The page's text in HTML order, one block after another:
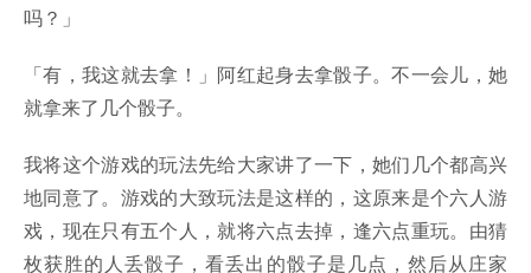
吗？」
「有，我这就去拿！」阿红起身去拿骰子。不一会儿，她
就拿来了几个骰子。
我将这个游戏的玩法先给大家讲了一下，她们几个都高兴
地同意了。游戏的大致玩法是这样的，这原来是个六人游
戏，现在只有五个人，就将六点去掉，逢六点重玩。由猜
枚获胜的人丢骰子，看丢出的骰子是几点，然后从庄家